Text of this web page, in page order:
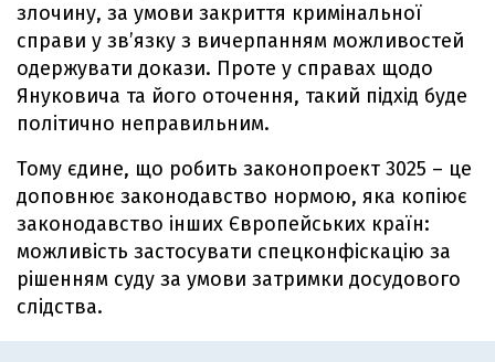
злочину, за умови закриття кримінальної
справи у зв’язку з вичерпанням можливостей
одержувати докази. Проте у справах щодо
Януковича та його оточення, такий підхід буде
політично неправильним.
Тому єдине, що робить законопроект 3025 – це
доповнює законодавство нормою, яка копіює
законодавство інших Європейських країн:
можливість застосувати спецконфіскацію за
рішенням суду за умови затримки досудового
слідства.